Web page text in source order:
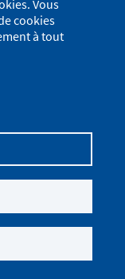
Vous
cookies
à tout